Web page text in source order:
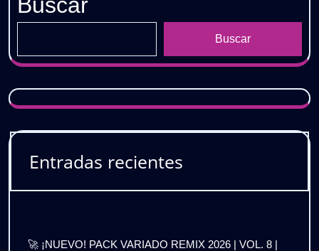
Buscar
Entradas recientes
🚀 ¡NUEVO! PACK VARIADO REMIX 2026 | VOL. 8 |